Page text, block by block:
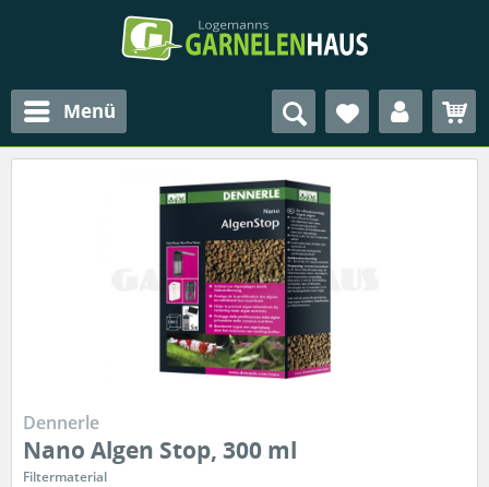
Menü
Dennerle
Nano Algen Stop, 300 ml
Filtermaterial